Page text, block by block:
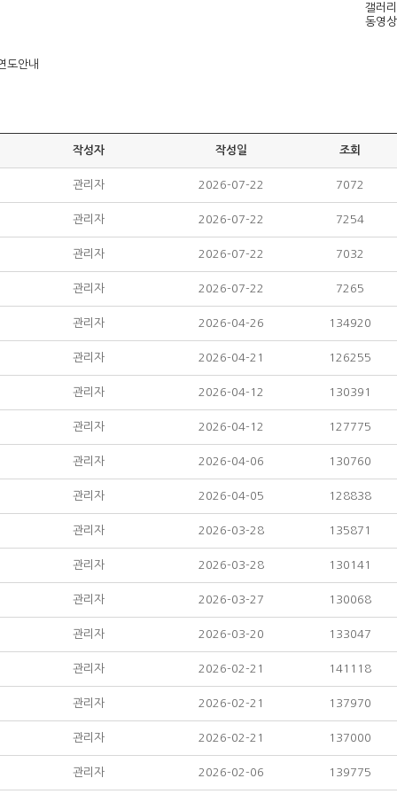
갤러리
동영상
도안내
작성자 작성일 조회
관리자 2026-07-22 7072
관리자 2026-07-22 7254
관리자 2026-07-22 7032
관리자 2026-07-22 7265
관리자 2026-04-26 134920
관리자 2026-04-21 126255
관리자 2026-04-12 130391
관리자 2026-04-12 127775
관리자 2026-04-06 130760
관리자 2026-04-05 128838
관리자 2026-03-28 135871
관리자 2026-03-28 130141
관리자 2026-03-27 130068
관리자 2026-03-20 133047
관리자 2026-02-21 141118
관리자 2026-02-21 137970
관리자 2026-02-21 137000
관리자 2026-02-06 139775